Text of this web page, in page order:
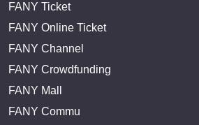
FANY Ticket
FANY Online Ticket
FANY Channel
FANY Crowdfunding
FANY Mall
FANY Commu